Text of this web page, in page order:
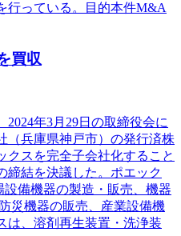
行っている。目的本件M&A
買収
2024年3月29日の取締役会に
（兵庫県神戸市）の発行済株
クスを完全子会社化すること
締結を決議した。ポエック
備機器の製造・販売、機器
災機器の販売、産業設備機
は、溶剤再生装置・洗浄装